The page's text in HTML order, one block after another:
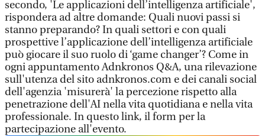
secondo, 'Le applicazioni dell’intelligenza artificiale',
rispondera ad altre domande: Quali nuovi passi si
stanno preparando? In quali settori e con quali
prospettive l’applicazione dell’intelligenza artificiale
può giocare il suo ruolo di ‘game changer’? Come in
ogni appuntamento Adnkronos Q&A, una rilevazione
sull'utenza del sito adnkronos.com e dei canali social
dell'agenzia 'misurerà' la percezione rispetto alla
penetrazione dell'AI nella vita quotidiana e nella vita
professionale. In questo link, il form per la
partecipazione all'evento.